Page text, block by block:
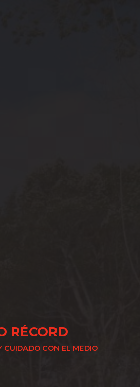
RÉCORD
CUIDADO CON EL MEDIO